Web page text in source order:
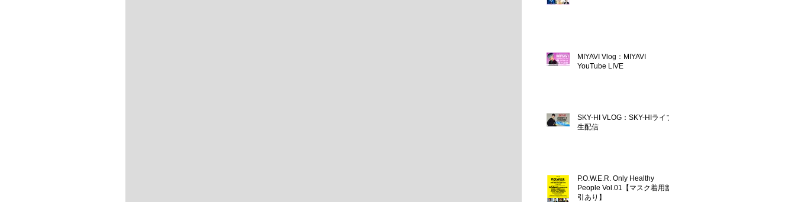
MIYAVI Vlog：MIYAVI
YouTube LIVE
SKY-HI VLOG：SKY-HIライブ
生配信
P.O.W.E.R. Only Healthy
People Vol.01【マスク着用割
引あり】